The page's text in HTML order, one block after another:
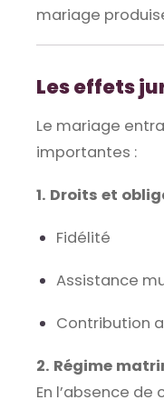
mariage
Les effets
Le mariage
importantes :
1. Droits et
Fidélité
Assistance
Contribution
2. Régime
En l’absence